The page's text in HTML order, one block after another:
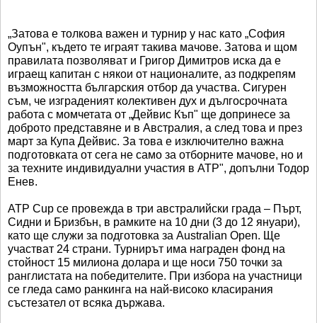
„Затова е толкова важен и турнир у нас като „София
Оупън", където те играят такива мачове. Затова и щом
правилата позволяват и Григор Димитров иска да е
играещ капитан с някои от националите, аз подкрепям
възможността българския отбор да участва. Сигурен
съм, че изграденият колективен дух и дългосрочната
работа с момчетата от „Дейвис Къп" ще допринесе за
доброто представяне и в Австралия, а след това и през
март за Купа Дейвис. За това е изключително важна
подготовката от сега не само за отборните мачове, но и
за техните индивидуални участия в ATP", допълни Тодор
Енев.
ATP Cup се провежда в три австралийски града – Пърт,
Сидни и Бризбън, в рамките на 10 дни (3 до 12 януари),
като ще служи за подготовка за Australian Open. Ще
участват 24 страни. Турнирът има награден фонд на
стойност 15 милиона долара и ще носи 750 точки за
ранглистата на победителите. При избора на участници
се гледа само ранкинга на най-високо класирания
състезател от всяка държава.